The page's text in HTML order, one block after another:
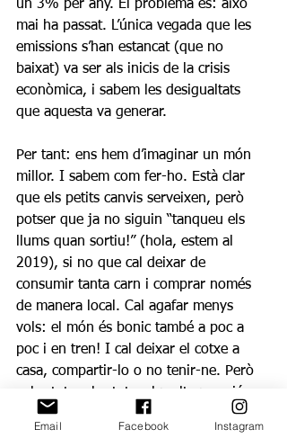
un 3% per any. El problema és: això
mai ha passat. L’única vegada que les
emissions s’han estancat (que no
baixat) va ser als inicis de la crisis
econòmica, i sabem les desigualtats
que aquesta va generar.
Per tant: ens hem d’imaginar un món
millor. I sabem com fer-ho. Està clar
que els petits canvis serveixen, però
potser que ja no siguin “tanqueu els
llums quan sortiu!” (hola, estem al
2019), si no que cal deixar de
consumir tanta carn i comprar només
de manera local. Cal agafar menys
vols: el món és bonic també a poc a
poc i en tren! I cal deixar el cotxe a
casa, compartir-lo o no tenir-ne. Però
sobretot, sobretot, cal molta pressió.
Cal que seguim sortint a les places i
reclamant accions contundents – ens
Email Facebook Instagram